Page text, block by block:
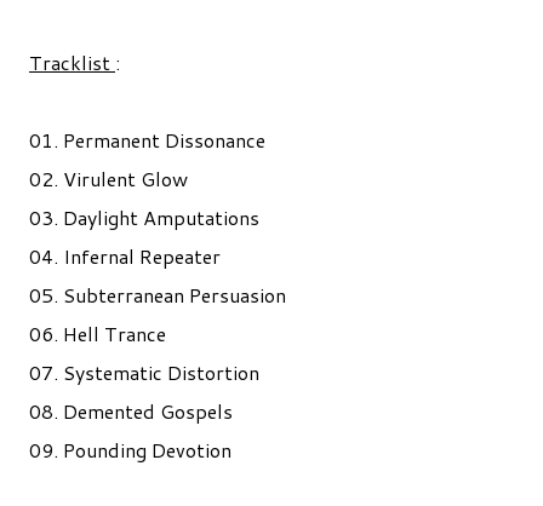
Tracklist :
01. Permanent Dissonance
02. Virulent Glow
03. Daylight Amputations
04. Infernal Repeater
05. Subterranean Persuasion
06. Hell Trance
07. Systematic Distortion
08. Demented Gospels
09. Pounding Devotion